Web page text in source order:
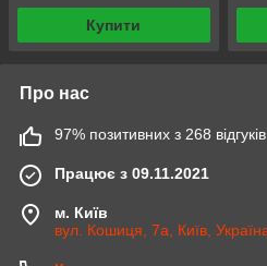
Купити
Про нас
97% позитивних з 268 відгуків
Працює з 09.11.2021
м. Київ
вул. Кошиця, 7а, Київ,